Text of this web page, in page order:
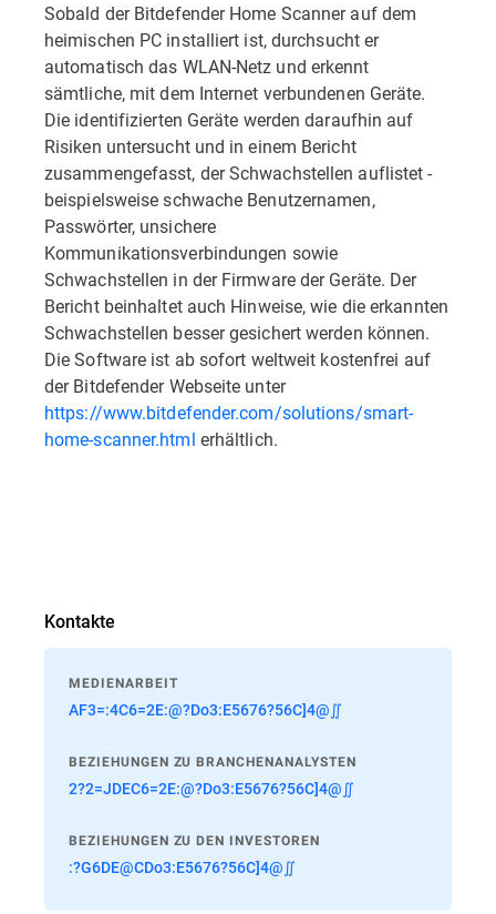
Sobald der Bitdefender Home Scanner auf dem
heimischen PC installiert ist, durchsucht er
automatisch das WLAN-Netz und erkennt
sämtliche, mit dem Internet verbundenen Geräte.
Die identifizierten Geräte werden daraufhin auf
Risiken untersucht und in einem Bericht
zusammengefasst, der Schwachstellen auflistet -
beispielsweise schwache Benutzernamen,
Passwörter, unsichere
Kommunikationsverbindungen sowie
Schwachstellen in der Firmware der Geräte. Der
Bericht beinhaltet auch Hinweise, wie die erkannten
Schwachstellen besser gesichert werden können.
Die Software ist ab sofort weltweit kostenfrei auf
der Bitdefender Webseite unter
https://www.bitdefender.com/solutions/smart-
home-scanner.html erhältlich.
Kontakte
MEDIENARBEIT
AF3=:4C6=2E:@?Do3:E5676?56C]4@∬
BEZIEHUNGEN ZU BRANCHENANALYSTEN
2?2=JDEC6=2E:@?Do3:E5676?56C]4@∬
BEZIEHUNGEN ZU DEN INVESTOREN
:?G6DE@CDo3:E5676?56C]4@∬